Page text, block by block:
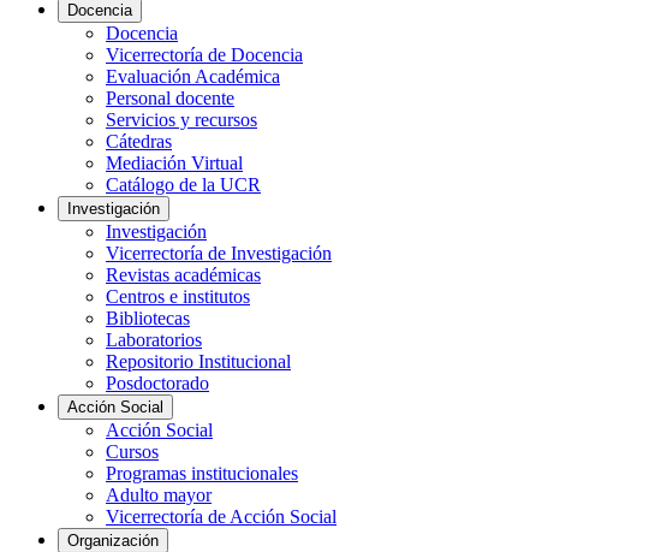
Docencia
Docencia
Vicerrectoría de Docencia
Evaluación Académica
Personal docente
Servicios y recursos
Cátedras
Mediación Virtual
Catálogo de la UCR
Investigación
Investigación
Vicerrectoría de Investigación
Revistas académicas
Centros e institutos
Bibliotecas
Laboratorios
Repositorio Institucional
Posdoctorado
Acción Social
Acción Social
Cursos
Programas institucionales
Adulto mayor
Vicerrectoría de Acción Social
Organización